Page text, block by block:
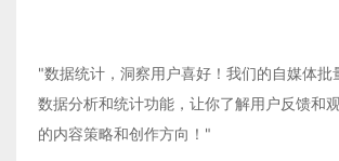
"数据统计，洞察用户喜好！我们的自媒体批
数据分析和统计功能，让你了解用户反馈和
的内容策略和创作方向！"